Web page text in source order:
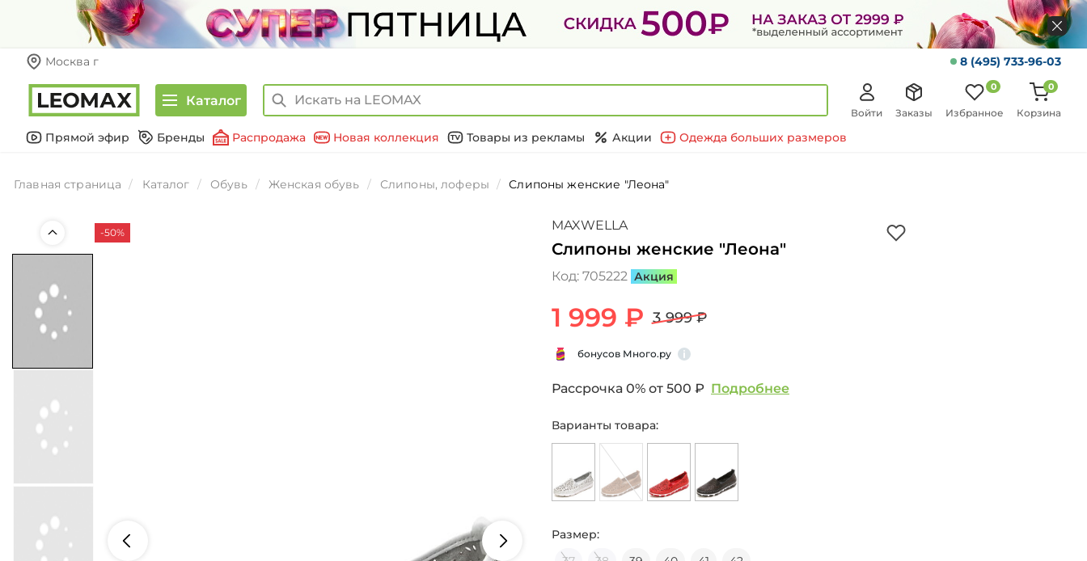
Москва г 8 (495) 733-96-03
Каталог
Войти Заказы Избранное
0
Корзина
0
Прямой эфир Бренды Распродажа Новая коллекция Товары из рекламы Акции Одежда больших размеров
Главная страница Каталог Обувь Женская обувь Слипоны, лоферы Слипоны женские "Леона"
-50% MAXWELLA
Слипоны женские "Леона"
Код: 705222 Акция
1 999 ₽ 3 999 ₽
бонусов Много.ру
Рассрочка 0% от 500 ₽ Подробнее
Варианты товара:
Размер: